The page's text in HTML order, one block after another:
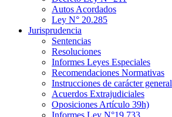
Autos Acordados
Ley N° 20.285
Jurisprudencia
Sentencias
Resoluciones
Informes Leyes Especiales
Recomendaciones Normativas
Instrucciones de carácter general
Acuerdos Extrajudiciales
Oposiciones Artículo 39h)
Informes Ley N°19.733